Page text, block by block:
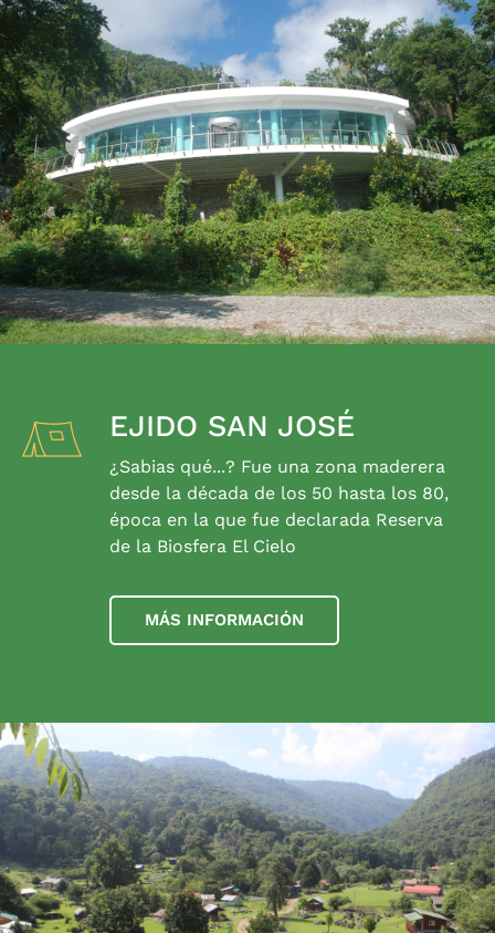
EJIDO SAN JOSÉ
¿Sabias qué...? Fue una zona maderera
desde la década de los 50 hasta los 80,
época en la que fue declarada Reserva
de la Biosfera El Cielo
MÁS INFORMACIÓN